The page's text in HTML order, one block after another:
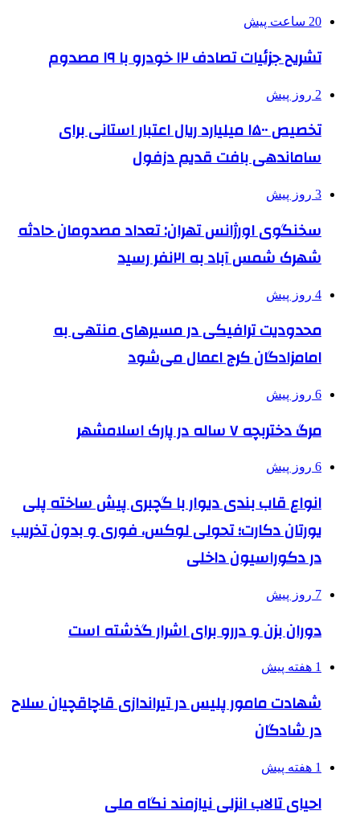
20 ساعت پیش
تشریح جزئیات تصادف ۱۲ خودرو با ۱۹ مصدوم
2 روز پیش
تخصیص ۱۵۰۰ میلیارد ریال اعتبار استانی برای
ساماندهی بافت قدیم دزفول
3 روز پیش
سخنگوی اورژانس تهران: تعداد مصدومان حادثه
شهرک شمس آباد به ۲۱نفر رسید
4 روز پیش
محدودیت ترافیکی در مسیرهای منتهی به
امامزادگان کرج اعمال می‌شود
6 روز پیش
مرگ دختربچه ۷ ساله در پارک اسلامشهر
6 روز پیش
انواع قاب بندی دیوار با گچبری پیش ساخته پلی
یورتان دکارت؛ تحولی لوکس، فوری و بدون تخریب
در دکوراسیون داخلی
7 روز پیش
دوران بزن و دررو برای اشرار گذشته است
1 هفته پیش
شهادت مامور پلیس در تیراندازی قاچاقچیان سلاح
در شادگان
1 هفته پیش
احیای تالاب انزلی نیازمند نگاه ملی